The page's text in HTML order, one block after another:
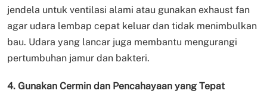
jendela untuk ventilasi alami atau gunakan exhaust fan
agar udara lembap cepat keluar dan tidak menimbulkan
bau. Udara yang lancar juga membantu mengurangi
pertumbuhan jamur dan bakteri.
4. Gunakan Cermin dan Pencahayaan yang Tepat